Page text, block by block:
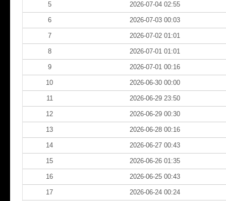
5 2026-07-04 02:55
6 2026-07-03 00:03
7 2026-07-02 01:01
8 2026-07-01 01:01
9 2026-07-01 00:16
10 2026-06-30 00:00
11 2026-06-29 23:50
12 2026-06-29 00:30
13 2026-06-28 00:16
14 2026-06-27 00:43
15 2026-06-26 01:35
16 2026-06-25 00:43
17 2026-06-24 00:24